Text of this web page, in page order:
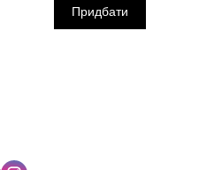
Придбати